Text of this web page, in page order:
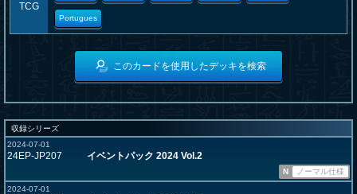
TCG
Portugues
このカードを使用したデッキを検索
収録シリーズ
2024-07-01
24EP-JP207 イベントパック 2024 Vol.2
N
ノーマル仕様
2024-07-01